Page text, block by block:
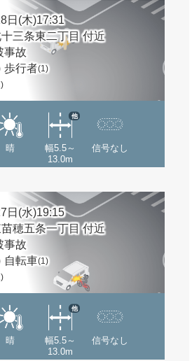
日(木)17:31
三条東二丁目 付近
事故
歩行者(1)
晴
幅5.5～
13.0m
他
信号なし
日(水)19:15
穂五条一丁目 付近
事故
自転車(1)
晴
幅5.5～
13.0m
他
信号なし